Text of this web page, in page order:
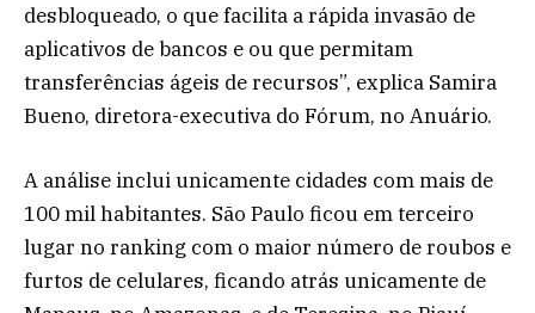
desbloqueado, o que facilita a rápida invasão de
aplicativos de bancos e ou que permitam
transferências ágeis de recursos”, explica Samira
Bueno, diretora-executiva do Fórum, no Anuário.
A análise inclui unicamente cidades com mais de
100 mil habitantes. São Paulo ficou em terceiro
lugar no ranking com o maior número de roubos e
furtos de celulares, ficando atrás unicamente de